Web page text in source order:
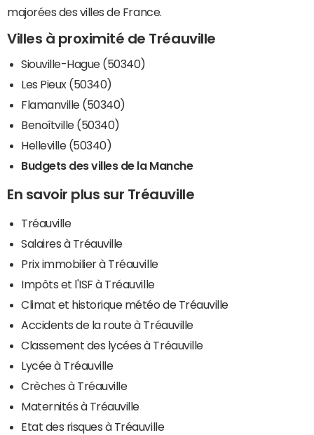
majorées des villes de France.
Villes à proximité de Tréauville
Siouville-Hague (50340)
Les Pieux (50340)
Flamanville (50340)
Benoîtville (50340)
Helleville (50340)
Budgets des villes de la Manche
En savoir plus sur Tréauville
Tréauville
Salaires à Tréauville
Prix immobilier à Tréauville
Impôts et l'ISF à Tréauville
Climat et historique météo de Tréauville
Accidents de la route à Tréauville
Classement des lycées à Tréauville
Lycée à Tréauville
Crèches à Tréauville
Maternités à Tréauville
Etat des risques à Tréauville